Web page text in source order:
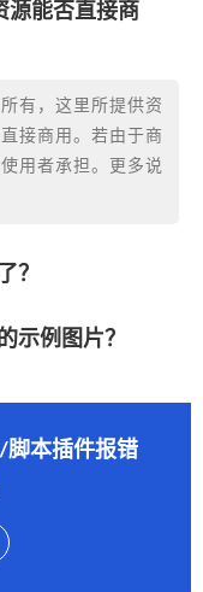
源能否直接商
有，这里所提供资
接商用。若由于商
用者承担。更多说
？
示例图片？
脚本插件报错